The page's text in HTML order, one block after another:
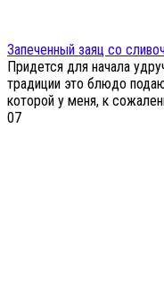
Запеченный заяц со
Придется для начала
традиции это блюдо
которой у меня, к
07